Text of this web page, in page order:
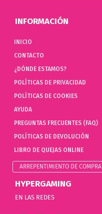
INFORMACIÓN
INICIO
CONTACTO
¿DÓNDE ESTAMOS?
POLÍTICAS DE PRIVACIDAD
POLÍTICAS DE COOKIES
AYUDA
PREGUNTAS FRECUENTES (FAQ)
POLÍTICAS DE DEVOLUCIÓN
LIBRO DE QUEJAS ONLINE
ARREPENTIMIENTO DE COMPRA
HYPERGAMING
EN LAS REDES